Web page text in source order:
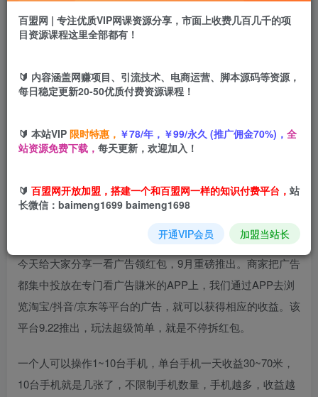
盟币 9.9
立即购买
淘热点看广领红包，9月重磅推出，不限制手机数量，手机越
今天给大家分享一看广告领红包，9月重磅推出。商家把广告
都集中投放在专门看广告賺米的APP上，我们通过APP去浏
览淘宝/抖音/京东等平台的广告，就可以获得相应的收益。该
平台9.22推出，玩法超级简单，就是不停拆红包。
一个人可以操作1~10台手机，单台手机一天收益30~70米，
10台手机就是几张了，不限制手机数量，手机越多，收益越
百盟网 | 专注优质VIP网课资源分享，市面上收费几百几千的项
目资源课程这里全部都有！
🔰 内容涵盖网赚项目、引流技术、电商运营、脚本源码等资源，
每日稳定更新20-50优质付费资源课程！
🔰 本站VIP 限时特惠， ￥78/年，￥99/永久 (推广佣金70%)， 全
站资源免费下载， 每天更新，欢迎加入！
🔰 百盟网开放加盟，搭建一个和百盟网一样的知识付费平台， 站
长微信：baimeng1699 baimeng1698
开通VIP会员 加盟当站长